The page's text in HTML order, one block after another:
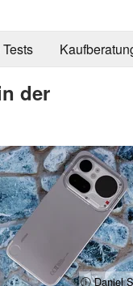
der
ⓘ Daniel